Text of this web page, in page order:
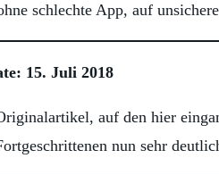
schlechte App, auf
15. Juli 2018
auf den hier
nun sehr